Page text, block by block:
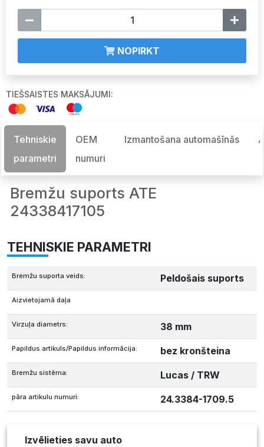
NOPIRKT
TIEŠSAISTES MAKSĀJUMI:
Tehniskie
parametri
OEM
numuri
Izmantošana automašīnās
Bremžu suports ATE
24338417105
TEHNISKIE PARAMETRI
Bremžu suporta veids: Peldošais suports
Aizvietojamā daļa
Virzuļa diametrs: 38 mm
Papildus artikuls/Papildus informācija: bez kronšteina
Bremžu sistēma: Lucas / TRW
pāra artikulu numuri: 24.3384-1709.5
Izvēlieties savu auto